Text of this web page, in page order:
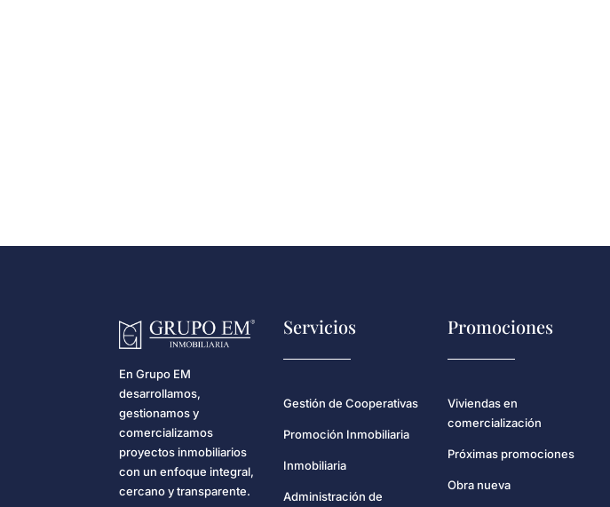
En Grupo EM
desarrollamos,
gestionamos y
comercializamos
proyectos inmobiliarios
con un enfoque integral,
cercano y transparente.
Servicios
Gestión de Cooperativas
Promoción Inmobiliaria
Inmobiliaria
Administración de
Promociones
Viviendas en
comercialización
Próximas promociones
Obra nueva